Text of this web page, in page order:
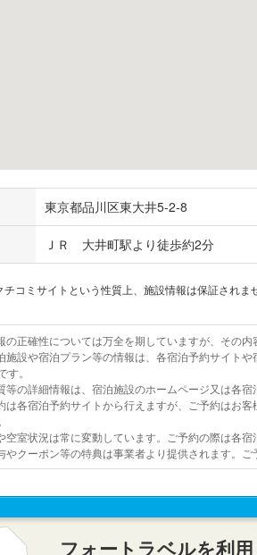
東京都品川区東大井5-2-8
ＪＲ 大井町駅より徒歩約2分
コミサイトという性質上、施設情報は保証されま
の正確性については万全を期していますが、その
施設や宿泊プラン等の情報は、各宿泊予約サイト
。
等の詳細情報は、宿泊施設のホームページ又は各
は各宿泊予約サイトから行えますが、ご予約はお
空室状況は常に変動しています。ご予約の際は各
やクーポン等の特典は事業者より提供されます。
フォートラベルを利